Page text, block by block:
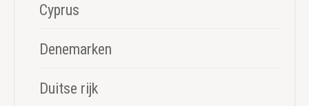
Cyprus
Denemarken
Duitse rijk